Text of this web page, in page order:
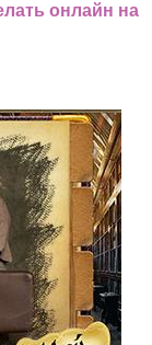
онлайн на